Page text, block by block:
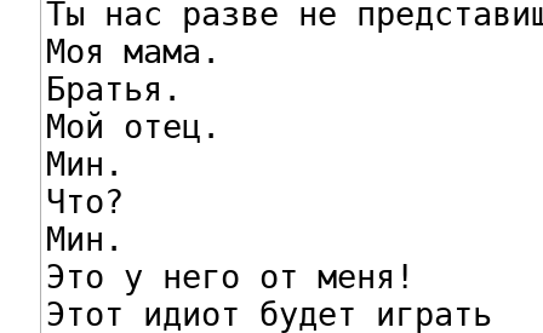
Ты нас разве не
Моя мама.
Братья.
Мой отец.
Мин.
Что?
Мин.
Это у него от меня!
Этот идиот будет играть